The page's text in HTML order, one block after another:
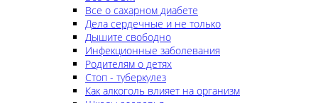
Все о сахарном диабете
Дела сердечные и не только
Дышите свободно
Инфекционные заболевания
Родителям о детях
Стоп - туберкулез
Как алкоголь влияет на организм